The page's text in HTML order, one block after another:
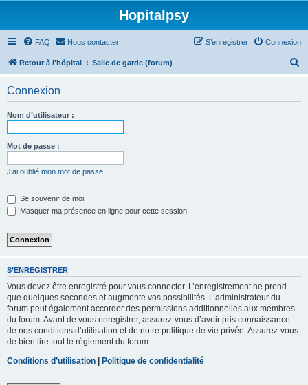
Hopitalpsy
FAQ Nous contacter Connexion
S’enregistrer
Retour à l'hôpital Salle de garde (forum)
Connexion
Nom d’utilisateur :
Mot de passe :
J’ai oublié mon mot de passe
Se souvenir de moi
Masquer ma présence en ligne pour cette session
S’ENREGISTRER
Vous devez être enregistré pour vous connecter. L’enregistrement ne prend
que quelques secondes et augmente vos possibilités. L’administrateur du
forum peut également accorder des permissions additionnelles aux membres
du forum. Avant de vous enregistrer, assurez-vous d’avoir pris connaissance
de nos conditions d’utilisation et de notre politique de vie privée. Assurez-vous
de bien lire tout le règlement du forum.
Conditions d’utilisation | Politique de confidentialité